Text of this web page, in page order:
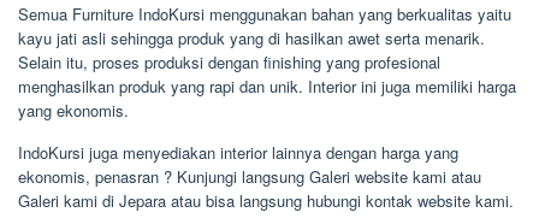
Semua Furniture IndoKursi menggunakan bahan yang berkualitas yaitu
kayu jati asli sehingga produk yang di hasilkan awet serta menarik.
Selain itu, proses produksi dengan finishing yang profesional
menghasilkan produk yang rapi dan unik. Interior ini juga memiliki harga
yang ekonomis.
IndoKursi juga menyediakan interior lainnya dengan harga yang
ekonomis, penasran ? Kunjungi langsung Galeri website kami atau
Galeri kami di Jepara atau bisa langsung hubungi kontak website kami.